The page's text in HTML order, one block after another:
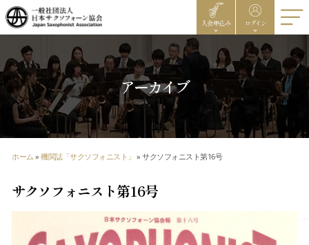
入会申込み ログイン
アーカイブ
ホーム » 機関誌「サクソフォニスト」 » サクソフォニスト第16号
サクソフォニスト第16号